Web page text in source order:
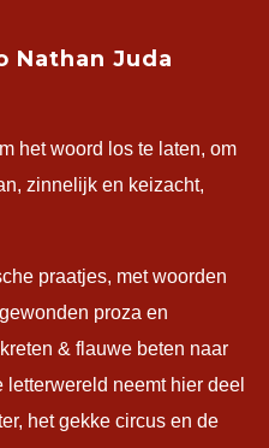
Nathan Juda
het woord los te laten, om
zinnelijk en keizacht,
praatjes, met woorden
proza en
& flauwe beten naar
neemt hier deel
het gekke circus en de